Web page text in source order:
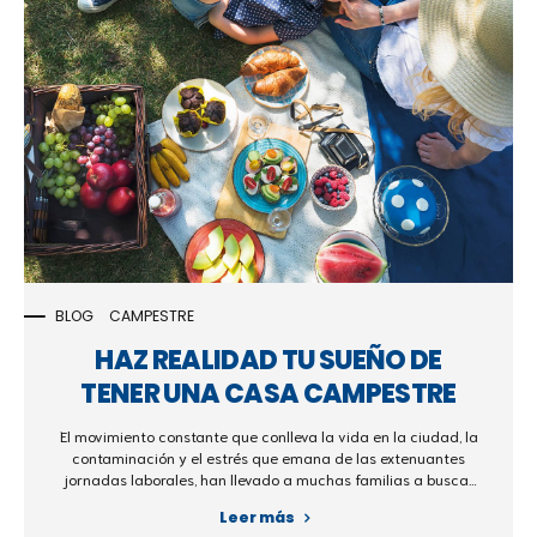
BLOG CAMPESTRE
HAZ REALIDAD TU SUEÑO DE
TENER UNA CASA CAMPESTRE
CON POBLADO CASAS
El movimiento constante que conlleva la vida en la ciudad, la
contaminación y el estrés que emana de las extenuantes
jornadas laborales, han llevado a muchas familias a buscar
en un abrazo acogedor. En medio de esto, surge la casa
Leer más